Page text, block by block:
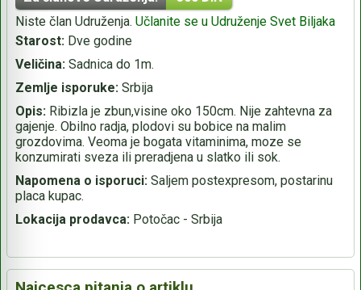
Niste član Udruženja. Učlanite se u Udruženje Svet Biljaka
Starost: Dve godine
Veličina: Sadnica do 1m.
Zemlje isporuke: Srbija
Opis: Ribizla je zbun,visine oko 150cm. Nije zahtevna za
gajenje. Obilno radja, plodovi su bobice na malim
grozdovima. Veoma je bogata vitaminima, moze se
konzumirati sveza ili preradjena u slatko ili sok.
Napomena o isporuci: Saljem postexpresom, postarinu
placa kupac.
Lokacija prodavca: Potočac - Srbija